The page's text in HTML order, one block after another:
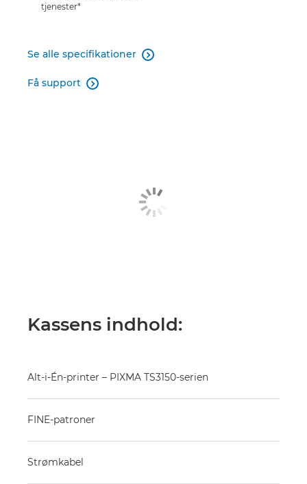
tjenester*
Se alle specifikationer 
Få support 
Kassens indhold:
Alt-i-Én-printer – PIXMA TS3150-serien
FINE-patroner
Strømkabel